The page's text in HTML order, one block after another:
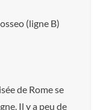
(ligne B)
de Rome se
Il y a peu de